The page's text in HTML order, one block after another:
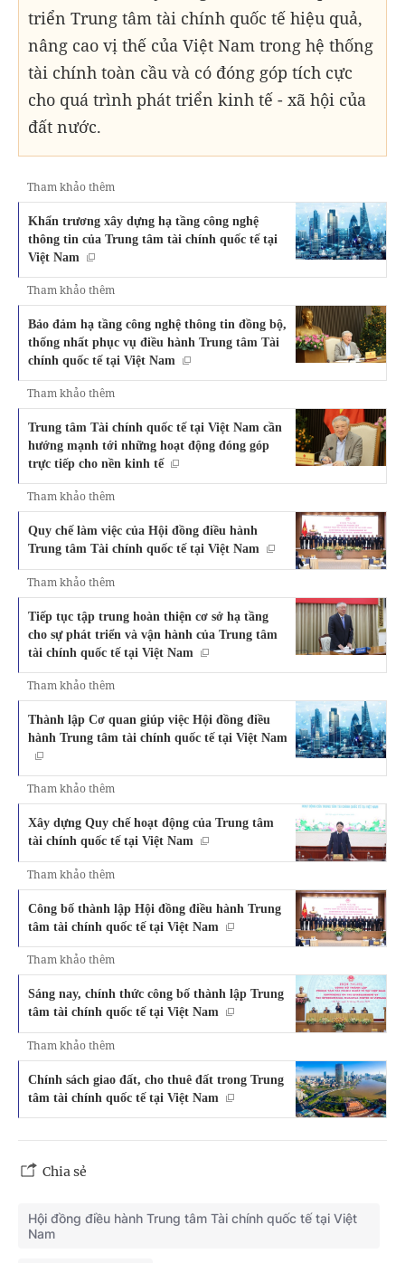
triển Trung tâm tài chính quốc tế hiệu quả,
nâng cao vị thế của Việt Nam trong hệ thống
tài chính toàn cầu và có đóng góp tích cực
cho quá trình phát triển kinh tế - xã hội của
đất nước.
Tham khảo thêm
Khẩn trương xây dựng hạ tầng công nghệ
thông tin của Trung tâm tài chính quốc tế tại
Việt Nam
Tham khảo thêm
Bảo đảm hạ tầng công nghệ thông tin đồng bộ,
thống nhất phục vụ điều hành Trung tâm Tài
chính quốc tế tại Việt Nam
Tham khảo thêm
Trung tâm Tài chính quốc tế tại Việt Nam cần
hướng mạnh tới những hoạt động đóng góp
trực tiếp cho nền kinh tế
Tham khảo thêm
Quy chế làm việc của Hội đồng điều hành
Trung tâm Tài chính quốc tế tại Việt Nam
Tham khảo thêm
Tiếp tục tập trung hoàn thiện cơ sở hạ tầng
cho sự phát triển và vận hành của Trung tâm
tài chính quốc tế tại Việt Nam
Tham khảo thêm
Thành lập Cơ quan giúp việc Hội đồng điều
hành Trung tâm tài chính quốc tế tại Việt Nam
Tham khảo thêm
Xây dựng Quy chế hoạt động của Trung tâm
tài chính quốc tế tại Việt Nam
Tham khảo thêm
Công bố thành lập Hội đồng điều hành Trung
tâm tài chính quốc tế tại Việt Nam
Tham khảo thêm
Sáng nay, chính thức công bố thành lập Trung
tâm tài chính quốc tế tại Việt Nam
Tham khảo thêm
Chính sách giao đất, cho thuê đất trong Trung
tâm tài chính quốc tế tại Việt Nam
Chia sẻ
Hội đồng điều hành Trung tâm Tài chính quốc tế tại Việt
Nam